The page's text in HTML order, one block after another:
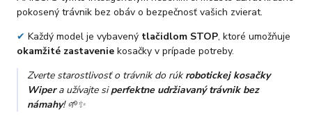
pokosený trávnik bez obáv o bezpečnosť vašich zvierat.
✔ Každý model je vybavený tlačidlom STOP, ktoré umožňuje
okamžité zastaveniekosačky v prípade potreby.
Zverte starostlivosť o trávnik do rúkrobotickej kosačky
Wipera užívajte siperfektne udržiavaný trávnik bez
námahy! 🌱✨